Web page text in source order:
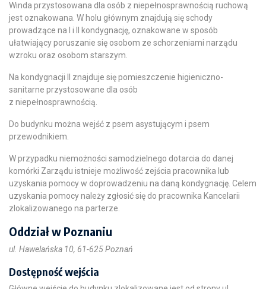
Winda przystosowana dla osób z niepełnosprawnością ruchową
jest oznakowana. W holu głównym znajdują się schody
prowadzące na I i II kondygnację, oznakowane w sposób
ułatwiający poruszanie się osobom ze schorzeniami narządu
wzroku oraz osobom starszym.
Na kondygnacji II znajduje się pomieszczenie higieniczno-
sanitarne przystosowane dla osób
z niepełnosprawnością.
Do budynku można wejść z psem asystującym i psem
przewodnikiem.
W przypadku niemożności samodzielnego dotarcia do danej
komórki Zarządu istnieje możliwość zejścia pracownika lub
uzyskania pomocy w doprowadzeniu na daną kondygnację. Celem
uzyskania pomocy należy zgłosić się do pracownika Kancelarii
zlokalizowanego na parterze.
Oddział w Poznaniu
ul. Hawelańska 10, 61-625 Poznań
Dostępność wejścia